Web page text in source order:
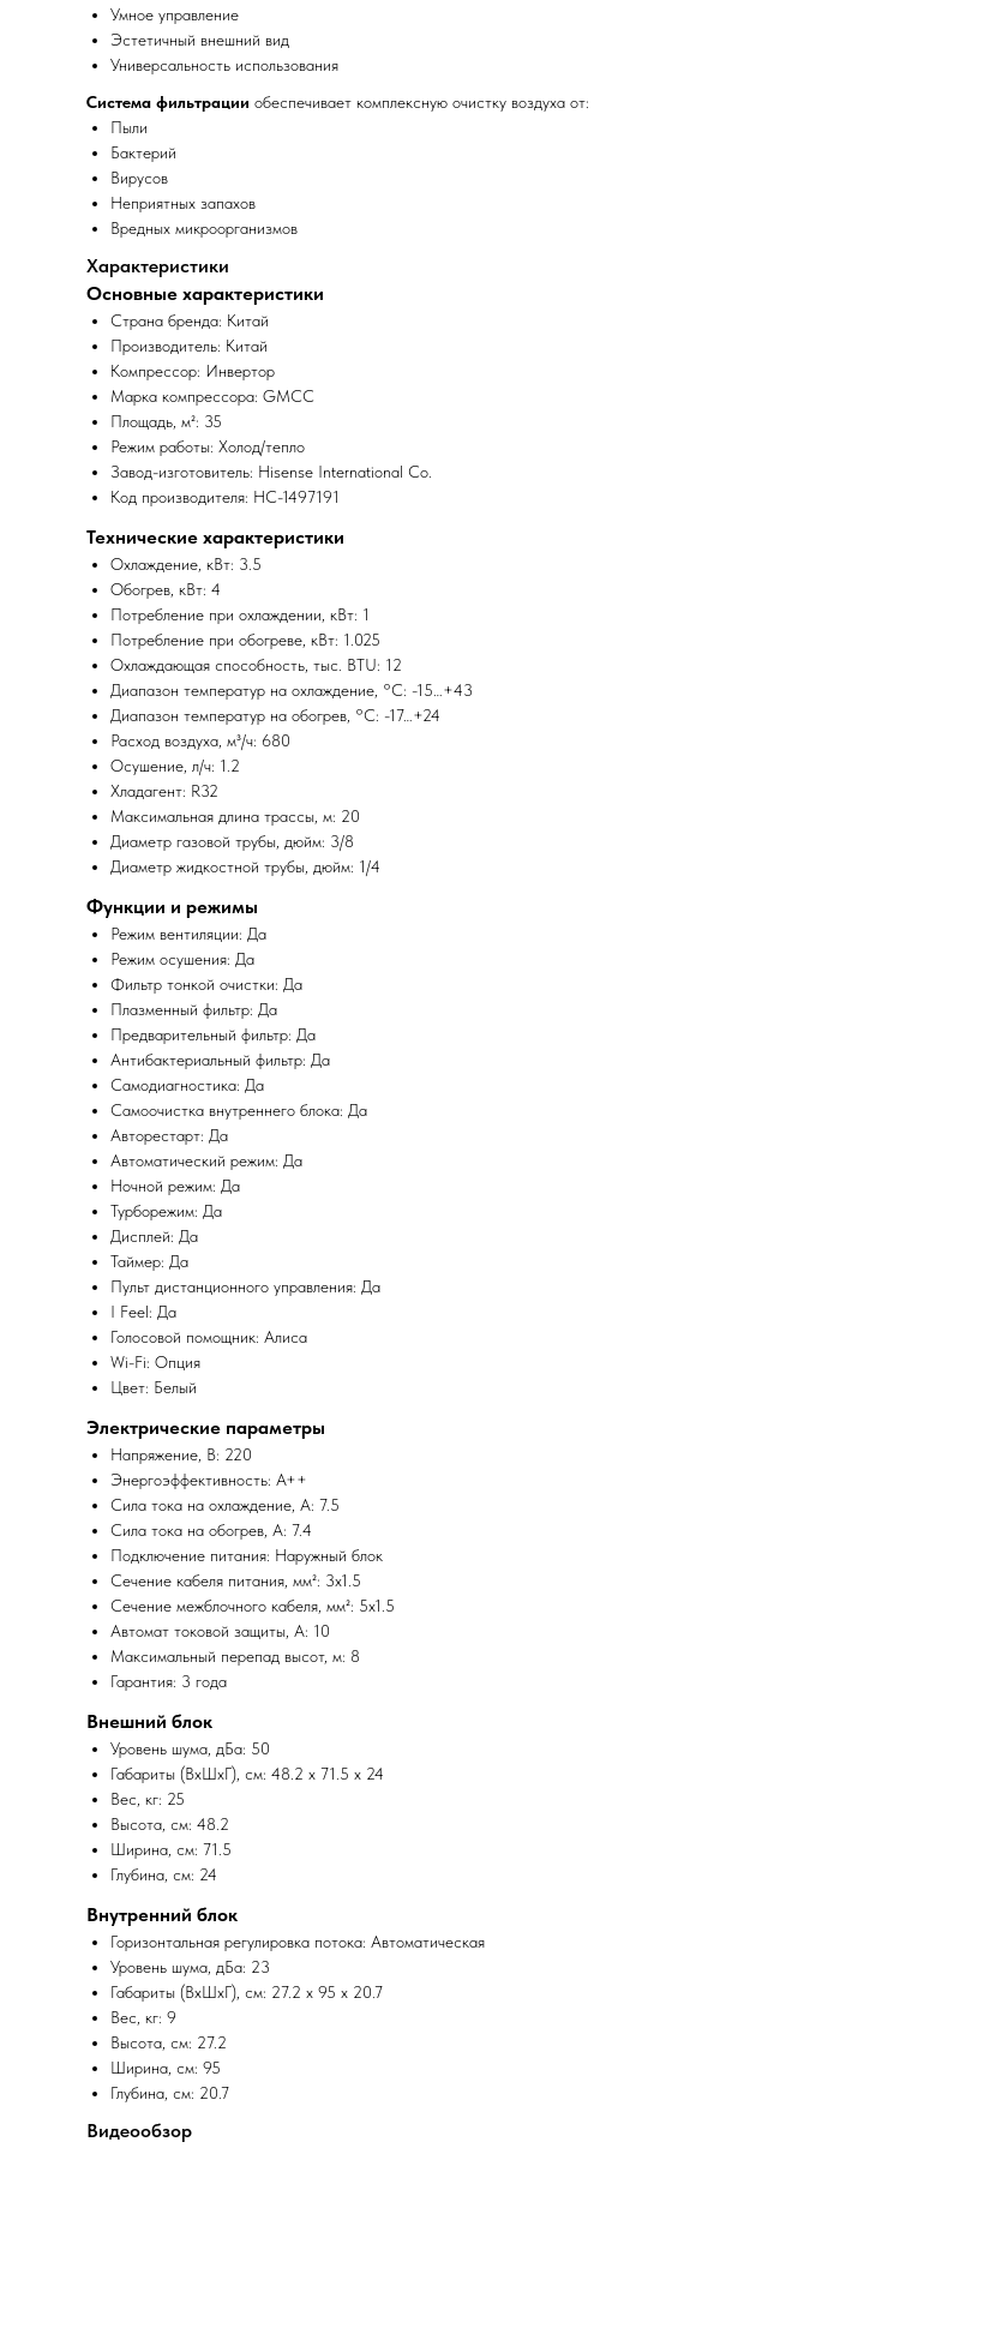
Умное управление
Эстетичный внешний вид
Универсальность использования
Система фильтрации обеспечивает комплексную очистку воздуха от:
Пыли
Бактерий
Вирусов
Неприятных запахов
Вредных микроорганизмов
Характеристики
Основные характеристики
Страна бренда: Китай
Производитель: Китай
Компрессор: Инвертор
Марка компрессора: GMCC
Площадь, м²: 35
Режим работы: Холод/тепло
Завод-изготовитель: Hisense International Co.
Код производителя: НС-1497191
Технические характеристики
Охлаждение, кВт: 3.5
Обогрев, кВт: 4
Потребление при охлаждении, кВт: 1
Потребление при обогреве, кВт: 1.025
Охлаждающая способность, тыс. BTU: 12
Диапазон температур на охлаждение, °C: -15…+43
Диапазон температур на обогрев, °C: -17…+24
Расход воздуха, м³/ч: 680
Осушение, л/ч: 1.2
Хладагент: R32
Максимальная длина трассы, м: 20
Диаметр газовой трубы, дюйм: 3/8
Диаметр жидкостной трубы, дюйм: 1/4
Функции и режимы
Режим вентиляции: Да
Режим осушения: Да
Фильтр тонкой очистки: Да
Плазменный фильтр: Да
Предварительный фильтр: Да
Антибактериальный фильтр: Да
Самодиагностика: Да
Самоочистка внутреннего блока: Да
Авторестарт: Да
Автоматический режим: Да
Ночной режим: Да
Турборежим: Да
Дисплей: Да
Таймер: Да
Пульт дистанционного управления: Да
I Feel: Да
Голосовой помощник: Алиса
Wi-Fi: Опция
Цвет: Белый
Электрические параметры
Напряжение, В: 220
Энергоэффективность: A++
Сила тока на охлаждение, А: 7.5
Сила тока на обогрев, А: 7.4
Подключение питания: Наружный блок
Сечение кабеля питания, мм²: 3x1.5
Сечение межблочного кабеля, мм²: 5x1.5
Автомат токовой защиты, А: 10
Максимальный перепад высот, м: 8
Гарантия: 3 года
Внешний блок
Уровень шума, дБа: 50
Габариты (ВхШхГ), см: 48.2 x 71.5 x 24
Вес, кг: 25
Высота, см: 48.2
Ширина, см: 71.5
Глубина, см: 24
Внутренний блок
Горизонтальная регулировка потока: Автоматическая
Уровень шума, дБа: 23
Габариты (ВхШхГ), см: 27.2 x 95 x 20.7
Вес, кг: 9
Высота, см: 27.2
Ширина, см: 95
Глубина, см: 20.7
Видеообзор